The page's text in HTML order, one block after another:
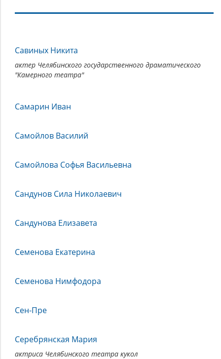
-
Я
Савиных Никита
актер Челябинского государственного драматического
"Камерного театра"
Самарин Иван
Самойлов Василий
Самойлова Софья Васильевна
Сандунов Сила Николаевич
Сандунова Елизавета
Семенова Екатерина
Семенова Нимфодора
Сен-Пре
Серебрянская Мария
актриса Челябинского театра кукол